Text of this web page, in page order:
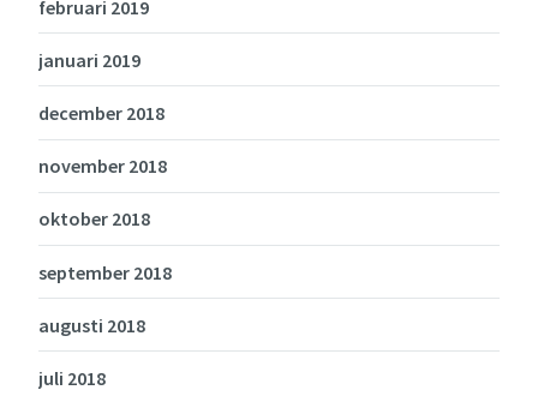
februari 2019
januari 2019
december 2018
november 2018
oktober 2018
september 2018
augusti 2018
juli 2018